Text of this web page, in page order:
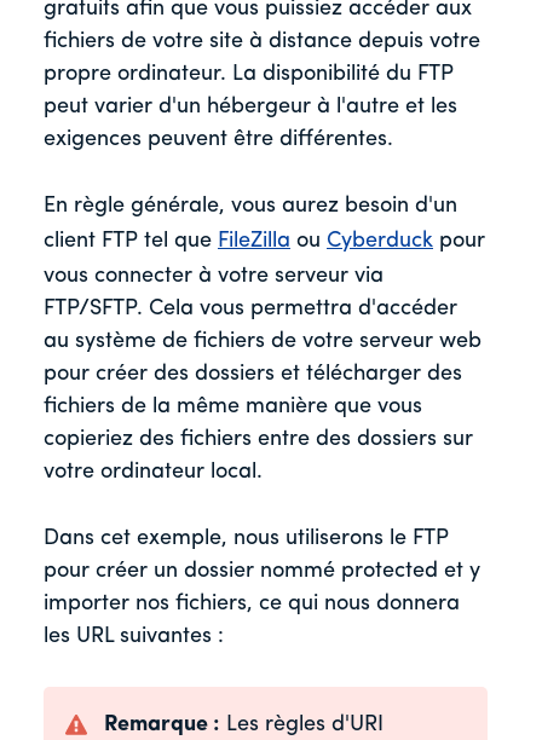
gratuits afin que vous puissiez accéder aux
fichiers de votre site à distance depuis votre
propre ordinateur. La disponibilité du FTP
peut varier d'un hébergeur à l'autre et les
exigences peuvent être différentes.
En règle générale, vous aurez besoin d'un
client FTP tel que FileZilla ou Cyberduck pour
vous connecter à votre serveur via
FTP/SFTP. Cela vous permettra d'accéder
au système de fichiers de votre serveur web
pour créer des dossiers et télécharger des
fichiers de la même manière que vous
copieriez des fichiers entre des dossiers sur
votre ordinateur local.
Dans cet exemple, nous utiliserons le FTP
pour créer un dossier nommé protected et y
importer nos fichiers, ce qui nous donnera
les URL suivantes :
Remarque : Les règles d'URI